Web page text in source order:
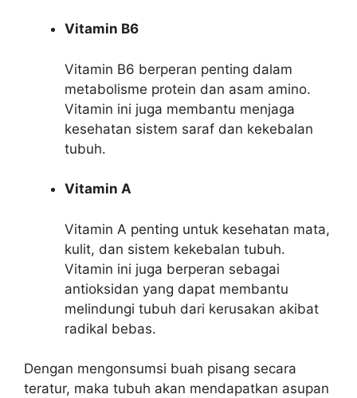
Vitamin B6
Vitamin B6 berperan penting dalam
metabolisme protein dan asam amino.
Vitamin ini juga membantu menjaga
kesehatan sistem saraf dan kekebalan
tubuh.
Vitamin A
Vitamin A penting untuk kesehatan mata,
kulit, dan sistem kekebalan tubuh.
Vitamin ini juga berperan sebagai
antioksidan yang dapat membantu
melindungi tubuh dari kerusakan akibat
radikal bebas.
Dengan mengonsumsi buah pisang secara
teratur, maka tubuh akan mendapatkan asupan